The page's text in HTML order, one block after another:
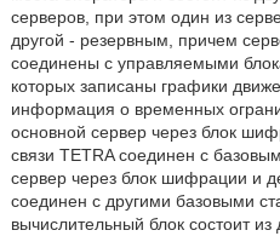
серверов, при этом один из
другой - резервным, причем
соединены с управляемыми
которых записаны графики
информация о временных
основной сервер через блок
связи TETRA соединен с
сервер через блок шифрации и
соединен с другими базовыми
вычислительный блок состоит